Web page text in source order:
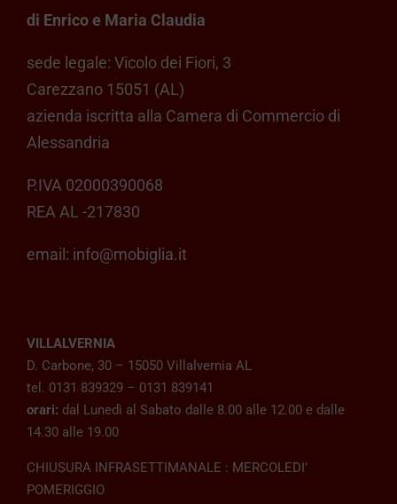
di Enrico e Maria Claudia
sede legale: Vicolo dei Fiori, 3
Carezzano 15051 (AL)
azienda iscritta alla Camera di Commercio di
Alessandria
P.IVA 02000390068
REA AL -217830
email: info@mobiglia.it
VILLALVERNIA
D. Carbone, 30 – 15050 Villalvernia AL
tel. 0131 839329 – 0131 839141
orari: dal Lunedì al Sabato dalle 8.00 alle 12.00 e dalle
14.30 alle 19.00
CHIUSURA INFRASETTIMANALE : MERCOLEDI’
POMERIGGIO